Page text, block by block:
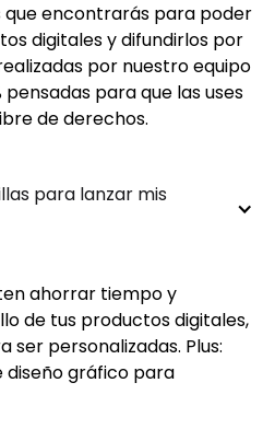
que encontrarás para poder
digitales y difundirlos por
por nuestro equipo
pensadas para que las uses
de derechos.
para lanzar mis
ahorrar tiempo y
de tus productos digitales,
ser personalizadas. Plus:
diseño gráfico para